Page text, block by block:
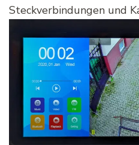
Steckverbindungen und